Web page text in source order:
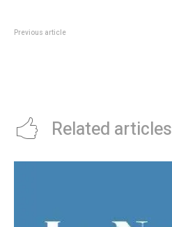
Previous article
Related articles